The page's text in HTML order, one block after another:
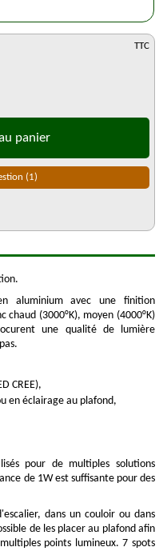
TTC
panier
(1)
aluminium avec une finition
chaud (3000°K), moyen (4000°K)
une qualité de lumière
CREE),
en éclairage au plafond,
pour de multiples solutions
de 1W est suffisante pour des
dans un couloir ou dans
de les placer au plafond afin
points lumineux. 7 spots